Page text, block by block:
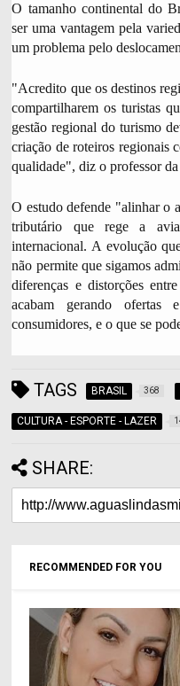
O tamanho continental do
ser uma vantagem pela
um problema pelo
"Acredito que os destinos
compartilharem os turistas
gestão regional do turismo
criação de roteiros regionais
qualidade", diz o professor da
O estudo defende "alinhar o
tributário que rege a
internacional. A evolução
não permite que sigamos
diferenças e distorções
acabam gerando ofertas
consumidores, e o que se
TAGS BRASIL 368
CULTURA - ESPORTE - LAZER
SHARE:
RECOMMENDED FOR YOU